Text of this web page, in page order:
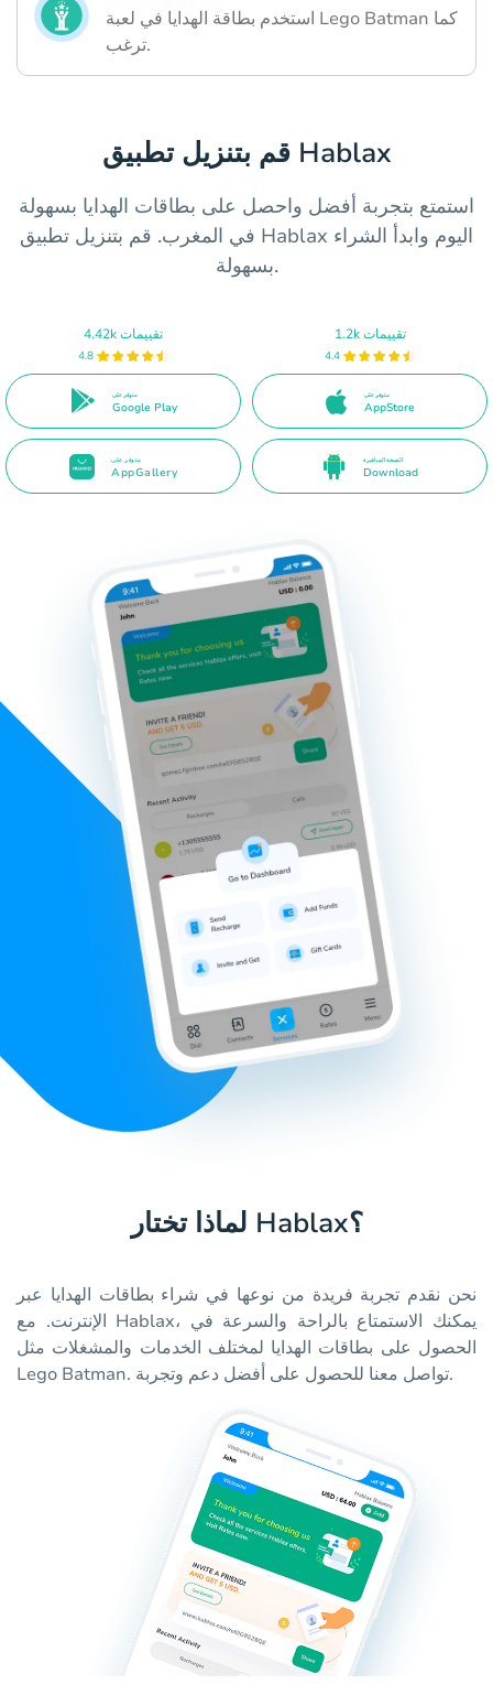
استخدم بطاقة الهدايا في لعبة Lego Batman كما
ترغب.
قم بتنزيل تطبيق Hablax
استمتع بتجربة أفضل واحصل على بطاقات الهدايا بسهولة
في المغرب. قم بتنزيل تطبيق Hablax اليوم وابدأ الشراء
بسهولة.
4.42k تقييمات
4.8
متوفر على
Google Play
1.2k تقييمات
4.4
متوفر على
AppStore
متوفر على
AppGallery
النسخة المباشرة
Download
لماذا تختار Hablax؟
نحن نقدم تجربة فريدة من نوعها في شراء بطاقات الهدايا عبر
الإنترنت. مع Hablax، يمكنك الاستمتاع بالراحة والسرعة في
الحصول على بطاقات الهدايا لمختلف الخدمات والمشغلات مثل
Lego Batman. تواصل معنا للحصول على أفضل دعم وتجربة.